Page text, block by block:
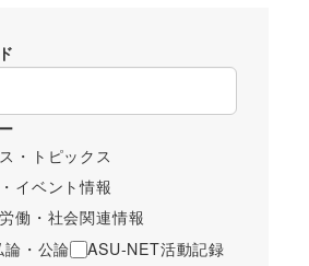
・トピックス
イベント情報
働・社会関連情報
論・公論
ASU-NET活動記録